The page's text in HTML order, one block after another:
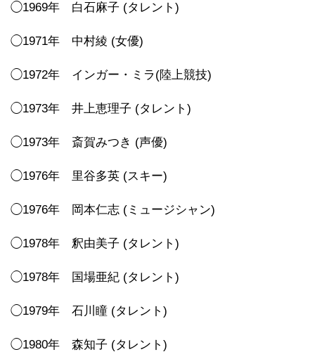
◯1969年 白石麻子 (タレント)
◯1971年 中村綾 (女優)
◯1972年 インガー・ミラ(陸上競技)
◯1973年 井上恵理子 (タレント)
◯1973年 斎賀みつき (声優)
◯1976年 里谷多英 (スキー)
◯1976年 岡本仁志 (ミュージシャン)
◯1978年 釈由美子 (タレント)
◯1978年 国場亜紀 (タレント)
◯1979年 石川瞳 (タレント)
◯1980年 森知子 (タレント)